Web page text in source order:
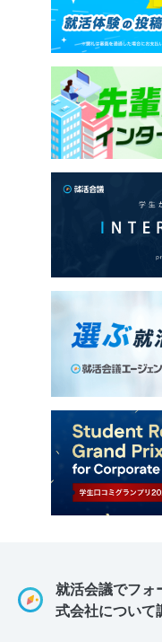
就活会議でフォ
式会社について